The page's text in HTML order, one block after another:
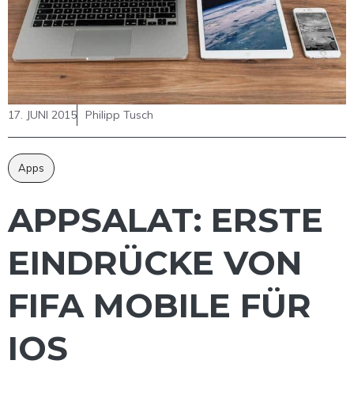
17. JUNI 2015 Philipp Tusch
Apps
APPSALAT: ERSTE
EINDRÜCKE VON
FIFA MOBILE FÜR
IOS